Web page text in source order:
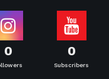
0 0
Subscribers